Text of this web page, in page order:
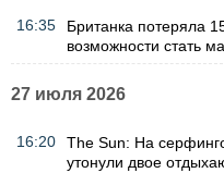
16:35
Британка потеряла
возможности стать
27 июля 2026
16:20
The Sun: На
утонули двое